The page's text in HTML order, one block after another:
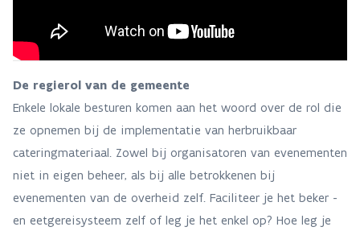
De regierol van de gemeente
Enkele lokale besturen komen aan het woord over de rol die
ze opnemen bij de implementatie van herbruikbaar
cateringmateriaal. Zowel bij organisatoren van evenementen
niet in eigen beheer, als bij alle betrokkenen bij
evenementen van de overheid zelf. Faciliteer je het beker -
en eetgereisysteem zelf of leg je het enkel op? Hoe leg je